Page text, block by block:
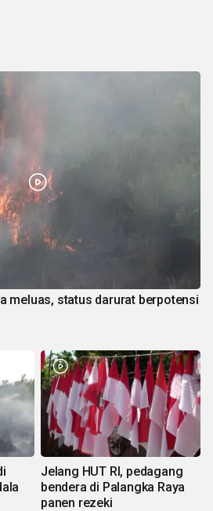
meluas, status darurat berpotensi
Jelang HUT RI, pedagang
bendera di Palangka Raya
panen rezeki